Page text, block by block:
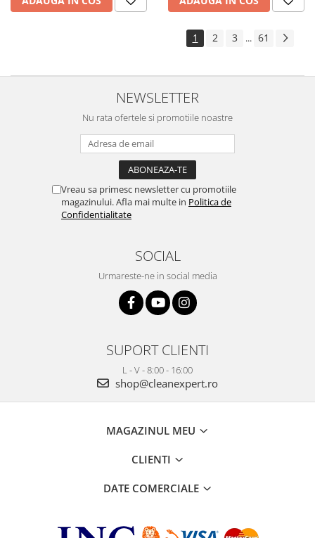
1 2 3 ... 61
NEWSLETTER
Nu rata ofertele si promotiile noastre
Vreau sa primesc newsletter cu promotiile
magazinului. Afla mai multe in Politica de
Confidentialitate
SOCIAL
Urmareste-ne in social media
SUPORT CLIENTI
L - V - 8:00 - 16:00
shop@cleanexpert.ro
MAGAZINUL MEU
CLIENTI
DATE COMERCIALE